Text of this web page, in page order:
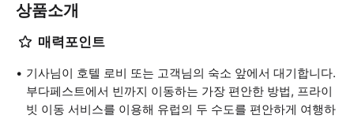
상품소개
매력포인트
기사님이 호텔 로비 또는 고객님의 숙소 앞에서 대기합니다.
부다페스트에서 빈까지 이동하는 가장 편안한 방법, 프라이
빗 이동 서비스를 이용해 유럽의 두 수도를 편안하게 여행하